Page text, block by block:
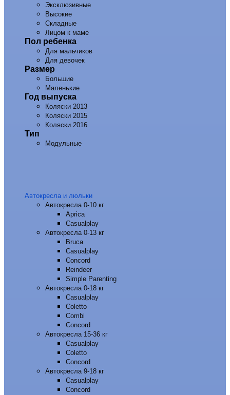
Эксклюзивные
Высокие
Складные
Лицом к маме
Пол ребенка
Для мальчиков
Для девочек
Размер
Большие
Маленькие
Год выпуска
Коляски 2013
Коляски 2015
Коляски 2016
Тип
Модульные
Автокресла и люльки
Автокресла 0-10 кг
Aprica
Casualplay
Автокресла 0-13 кг
Bruca
Casualplay
Concord
Reindeer
Simple Parenting
Автокресла 0-18 кг
Casualplay
Coletto
Combi
Concord
Автокресла 15-36 кг
Casualplay
Coletto
Concord
Автокресла 9-18 кг
Casualplay
Concord